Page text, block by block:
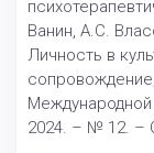
Ванин, А.С.
Личность в
2024. – № 12. –